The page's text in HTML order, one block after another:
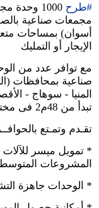
#طرح
الإيجار أو التمليك
تبدأ من 48م2 فى مختلف المجالات الصناعية
تقـدم وتمـتع
المشروعات
* الوحدات جاهزة